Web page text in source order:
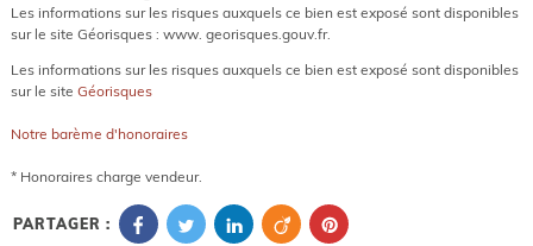
Les informations sur les risques auxquels ce bien est exposé sont disponibles
sur le site Géorisques : www. georisques.gouv.fr.
Les informations sur les risques auxquels ce bien est exposé sont disponibles
sur le site Géorisques
Notre barème d'honoraires
* Honoraires charge vendeur.
PARTAGER :